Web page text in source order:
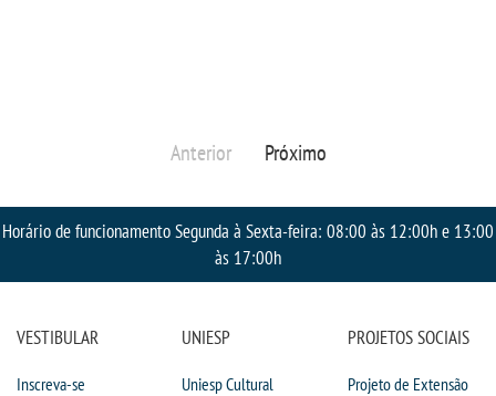
Anterior Próximo
Horário de funcionamento Segunda à Sexta-feira: 08:00 às 12:00h e 13:00
às 17:00h
VESTIBULAR
Inscreva-se
UNIESP
Uniesp Cultural
PROJETOS SOCIAIS
Projeto de Extensão